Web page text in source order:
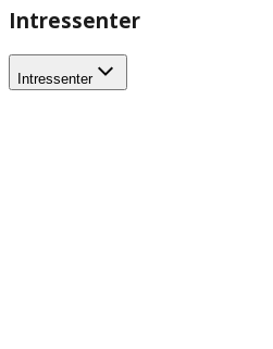
Intressenter
Intressenter